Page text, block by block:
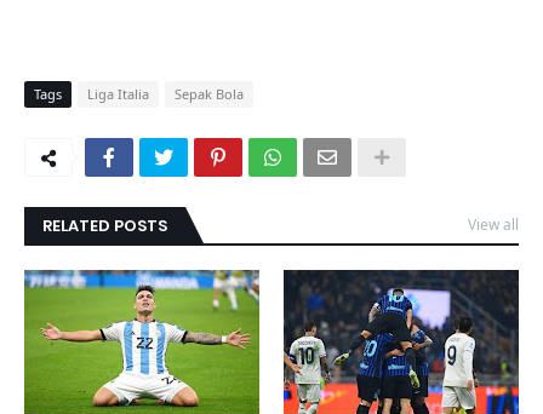
Tags Liga Italia Sepak Bola
RELATED POSTS View all